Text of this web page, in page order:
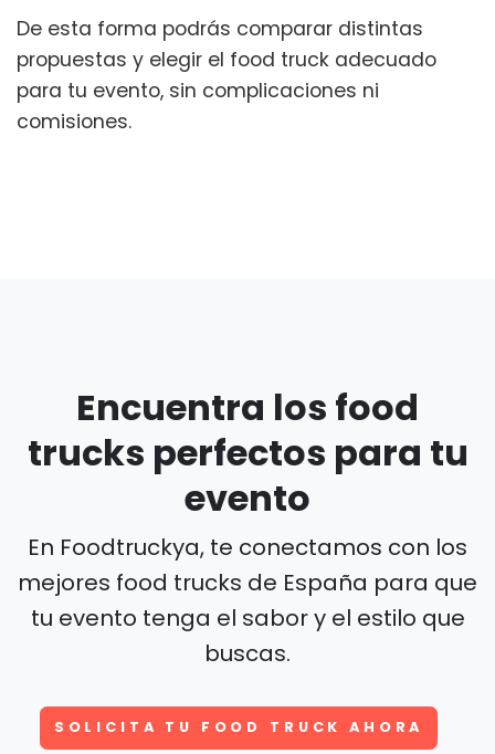
De esta forma podrás comparar distintas
propuestas y elegir el food truck adecuado
para tu evento, sin complicaciones ni
comisiones.
Encuentra los food
trucks perfectos para tu
evento
En Foodtruckya, te conectamos con los
mejores food trucks de España para que
tu evento tenga el sabor y el estilo que
buscas.
SOLICITA TU FOOD TRUCK AHORA